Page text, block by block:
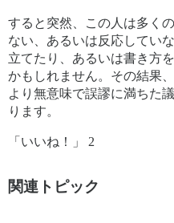
すると突然、この人は多く
ない、あるいは反応してい
立てたり、あるいは書き方
かもしれません。その結果
より無意味で誤謬に満ちた
ります。
「いいね！」 2
関連トピック